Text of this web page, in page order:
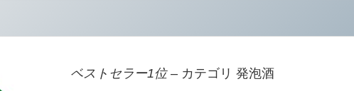
ベストセラー1位– カテゴリ 発泡酒